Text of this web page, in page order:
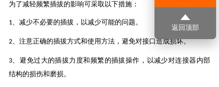
返回顶部
为了减轻频繁插拔的影响可采取以下措施：
1、 ‌减少不必要的插拔‌，以减少可能的问题‌。
2、 ‌注意正确的插拔方式和使用方法‌，避免对接口造成损坏‌。
3、 ‌避免过大的插拔力度和频繁的插拔操作‌，以减少对连接器内部
结构的损伤和磨损‌。